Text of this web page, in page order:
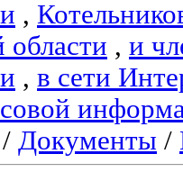
,
области , и
, в сети
/ Документы /